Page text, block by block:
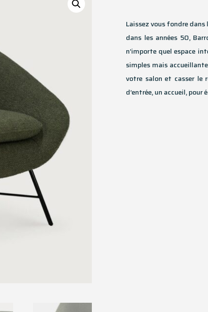
Laissez vous fondre
dans les années 50,
n’importe quel espace
simples mais
votre salon et casser le
d’entrée, un accueil,